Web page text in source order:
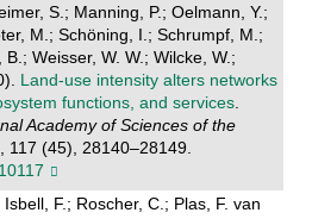
S.; Manning, P.; Oelmann, Y.;
M.; Schöning, I.; Schrumpf, M.;
Weisser, W. W.; Wilcke, W.;
Land-use intensity alters networks
functions, and services.
Academy of Sciences of the
, 117 (45), 28140–28149.
F.; Roscher, C.; Plas, F. van